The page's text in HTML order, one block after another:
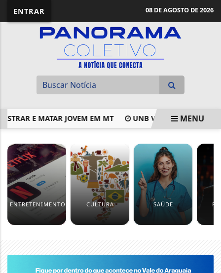
ENTRAR 08 DE AGOSTO DE 2026
E MATAR JOVEM EM MT UNB VAI SEDIARMENU
ENTRETENIMENTO CULTURA SAÚDE